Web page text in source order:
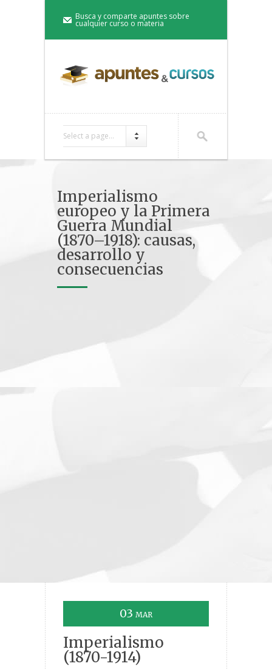
Busca y comparte apuntes sobre
cualquier curso o materia
Select a page...
Imperialismo
europeo y la Primera
Guerra Mundial
(1870–1918): causas,
desarrollo y
consecuencias
03 MAR
Imperialismo
(1870-1914)